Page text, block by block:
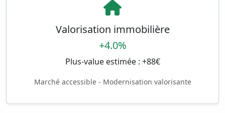
Valorisation immobilière
+4.0%
Plus-value estimée : +88€
Marché accessible - Modernisation valorisante